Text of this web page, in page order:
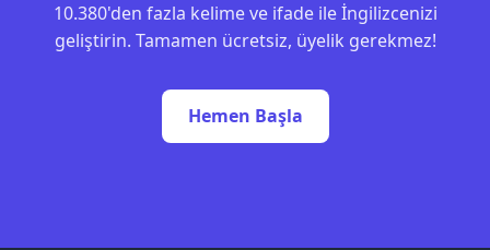
10.380'den fazla kelime ve ifade ile İngilizcenizi
geliştirin. Tamamen ücretsiz, üyelik gerekmez!
Hemen Başla